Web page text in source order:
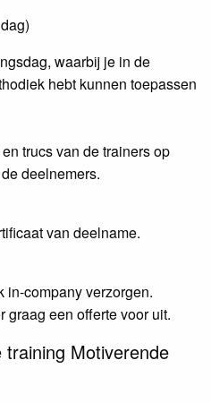
waarbij je in de
hebt kunnen toepassen
trucs van de trainers op
deelnemers.
van deelname.
in-company verzorgen.
graag een offerte voor uit.
Motiverende